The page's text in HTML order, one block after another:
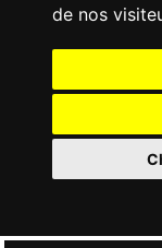
de nos